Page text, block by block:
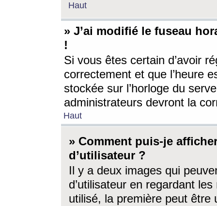
Haut
» J’ai modifié le fuseau
!
Si vous êtes certain d’avoir
correctement et que l’heure
stockée sur l’horloge du
administrateurs devront la
Haut
» Comment puis-je
d’utilisateur ?
Il y a deux images qui
d’utilisateur en regardant
utilisé, la première peut être